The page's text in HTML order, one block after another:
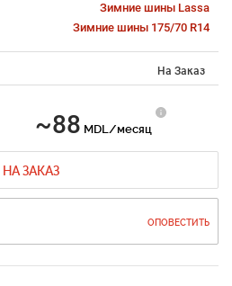
Зимние шины Lassa
Зимние шины 175/70 R14
На Заказ
~88 MDL/месяц
НА ЗАКАЗ
ОПОВЕСТИТЬ